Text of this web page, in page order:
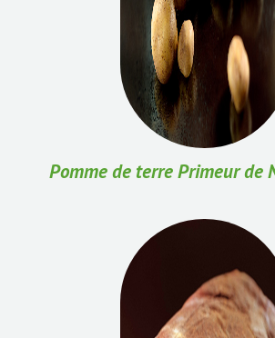
Pomme de terre Primeur de